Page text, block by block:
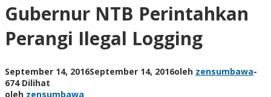
Gubernur NTB Perintahkan
Perangi Ilegal Logging
September 14, 2016September 14, 2016oleh zensumbawa-
674 Dilihat
oleh zensumbawa